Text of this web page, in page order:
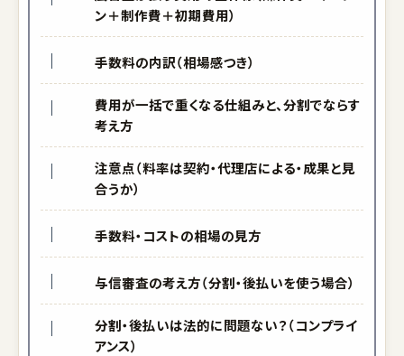
ン＋制作費＋初期費用）
手数料の内訳（相場感つき）
費用が一括で重くなる仕組みと、分割でならす
考え方
注意点（料率は契約・代理店による・成果と見
合うか）
手数料・コストの相場の見方
与信審査の考え方（分割・後払いを使う場合）
分割・後払いは法的に問題ない？（コンプライ
アンス）